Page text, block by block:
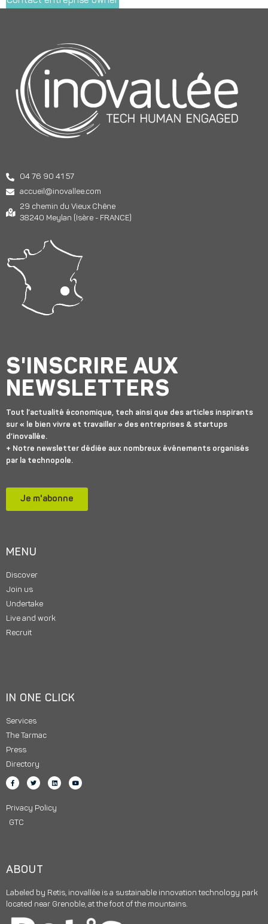
04 76 90 41 57
accueil@inovallee.com
29 chemin du Vieux Chêne
38240 Meylan (Isère - FRANCE)
S'INSCRIRE AUX
NEWSLETTERS
Tout l’actualité économique, tech ainsi que des articles inspirants
sur « le bien vivre et travailler » des entreprises & startups
d’inovallée.
+ Notre newsletter dédiée aux nombreux événements organisés
par la technopole.
Je m'abonne
MENU
Discover
Join us
Undertake
Live and work
Recruit
IN ONE CLICK
Services
The Tarmac
Press
Directory
Privacy Policy
GTC
ABOUT
Labeled by Retis, inovallée is a sustainable innovation technology park
located near Grenoble, at the foot of the mountains.